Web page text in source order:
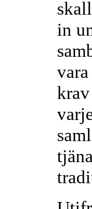
in